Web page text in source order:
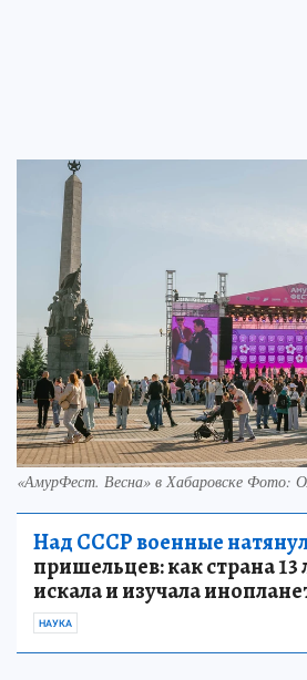
«АмурФест. Весна» в Хабаровске Фото:
Над СССР военные
пришельцев: как страна 13
искала и изучала
НАУКА